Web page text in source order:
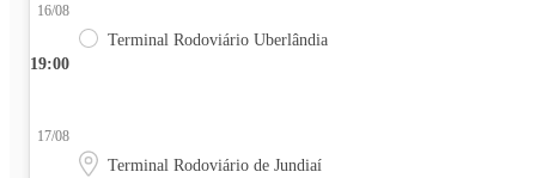
19:00
16/08
Terminal Rodoviário Uberlândia
17/08
Terminal Rodoviário de Jundiaí